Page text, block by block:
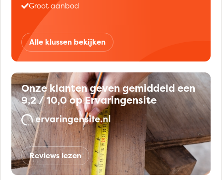
Groot aanbod
Alle klussen bekijken
Onze klanten geven gemiddeld een
9,2 / 10,0 op Ervaringensite
Reviews lezen